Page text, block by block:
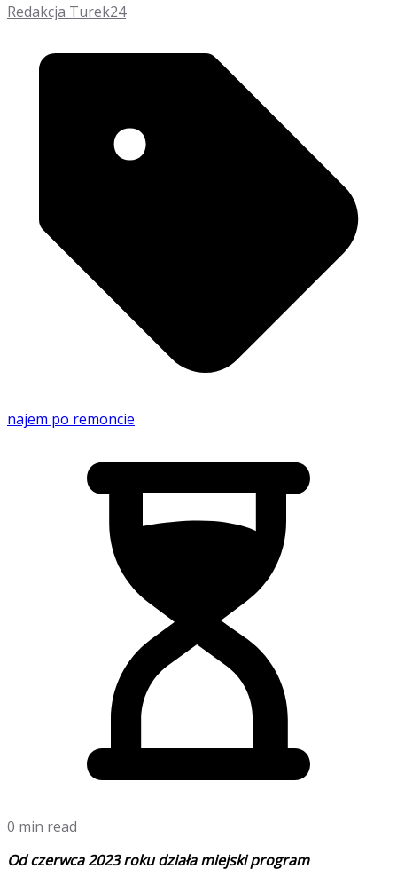
Redakcja Turek24
najem po remoncie
0 min read
Od czerwca 2023 roku działa miejski program